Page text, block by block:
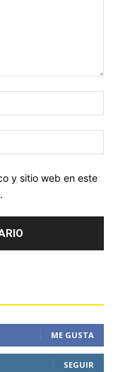
y sitio web en este
ME GUSTA
SEGUIR